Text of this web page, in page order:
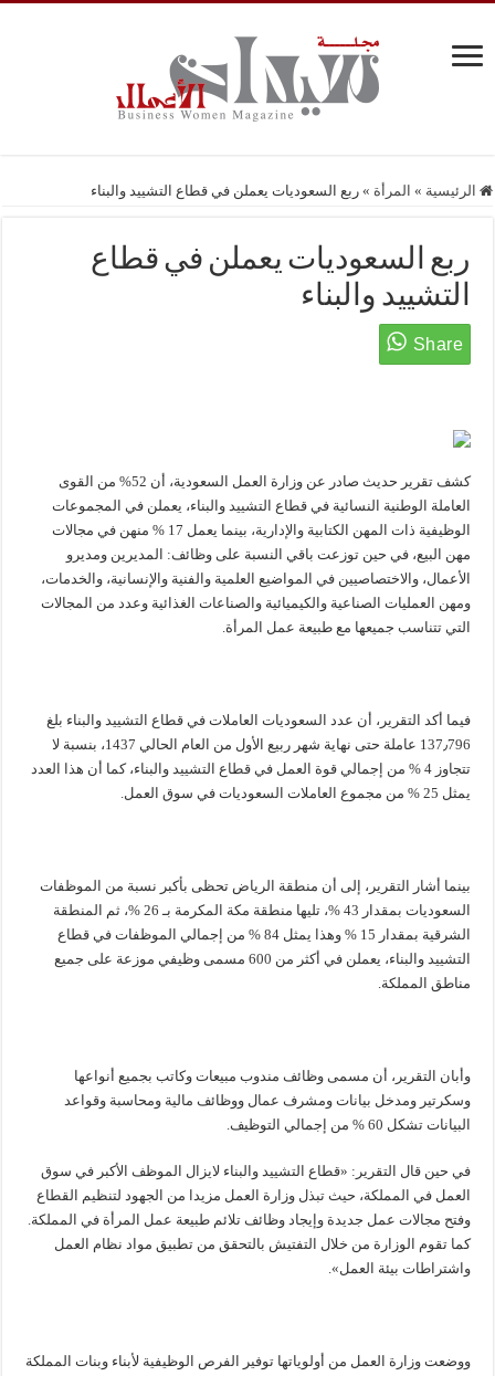
الرئيسية » المرأة » ربع السعوديات يعملن في قطاع التشييد والبناء
ربع السعوديات يعملن في قطاع
التشييد والبناء
كشف تقرير حديث صادر عن وزارة العمل السعودية، أن 52% من القوى
العاملة الوطنية النسائية في قطاع التشييد والبناء، يعملن في المجموعات
الوظيفية ذات المهن الكتابية والإدارية، بينما يعمل 17 % منهن في مجالات
مهن البيع، في حين توزعت باقي النسبة على وظائف: المديرين ومديرو
الأعمال، والاختصاصيين في المواضيع العلمية والفنية والإنسانية، والخدمات،
ومهن العمليات الصناعية والكيميائية والصناعات الغذائية وعدد من المجالات
التي تتناسب جميعها مع طبيعة عمل المرأة.
فيما أكد التقرير، أن عدد السعوديات العاملات في قطاع التشييد والبناء بلغ
137٫796 عاملة حتى نهاية شهر ربيع الأول من العام الحالي 1437، بنسبة لا
تتجاوز 4 % من إجمالي قوة العمل في قطاع التشييد والبناء، كما أن هذا العدد
يمثل 25 % من مجموع العاملات السعوديات في سوق العمل.
بينما أشار التقرير، إلى أن منطقة الرياض تحظى بأكبر نسبة من الموظفات
السعوديات بمقدار 43 %، تليها منطقة مكة المكرمة بـ 26 %، ثم المنطقة
الشرقية بمقدار 15 % وهذا يمثل 84 % من إجمالي الموظفات في قطاع
التشييد والبناء، يعملن في أكثر من 600 مسمى وظيفي موزعة على جميع
مناطق المملكة.
وأبان التقرير، أن مسمى وظائف مندوب مبيعات وكاتب بجميع أنواعها
وسكرتير ومدخل بيانات ومشرف عمال ووظائف مالية ومحاسبة وقواعد
البيانات تشكل 60 % من إجمالي التوظيف.
في حين قال التقرير: «قطاع التشييد والبناء لايزال الموظف الأكبر في سوق
العمل في المملكة، حيث تبذل وزارة العمل مزيدا من الجهود لتنظيم القطاع
وفتح مجالات عمل جديدة وإيجاد وظائف تلائم طبيعة عمل المرأة في المملكة.
كما تقوم الوزارة من خلال التفتيش بالتحقق من تطبيق مواد نظام العمل
واشتراطات بيئة العمل».
ووضعت وزارة العمل من أولوياتها توفير الفرص الوظيفية لأبناء وبنات المملكة